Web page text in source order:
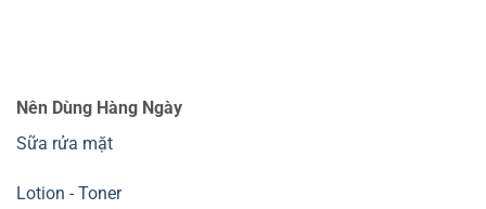
Nên Dùng Hàng Ngày
Sữa rửa mặt
Lotion - Toner